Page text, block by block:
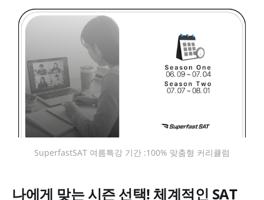
SuperfastSAT 여름특강 기간 :100% 맞춤형 커리큘럼
나에게 맞는 시즌 선택! 체계적인 SAT